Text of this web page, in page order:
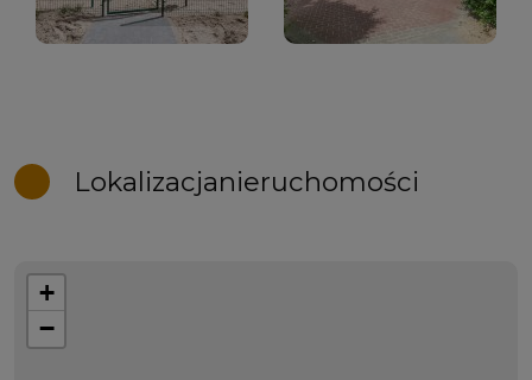
Lokalizacjanieruchomości
+
−